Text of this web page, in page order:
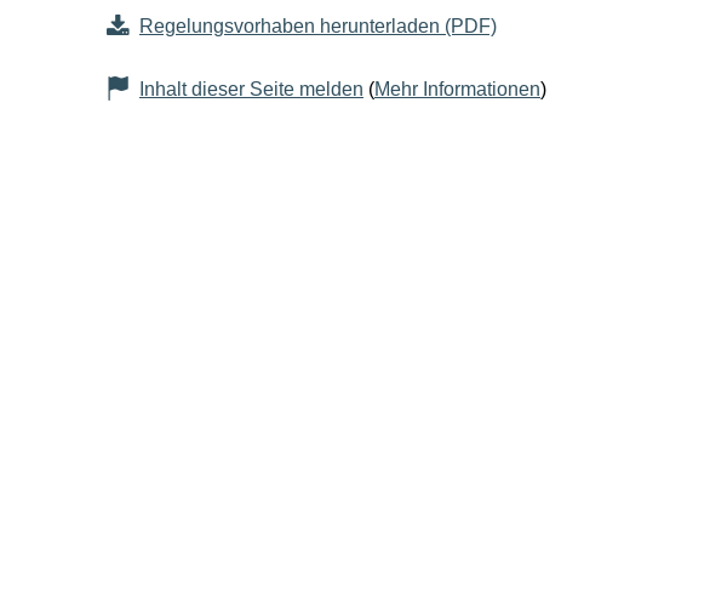
Regelungsvorhaben herunterladen (PDF)
Inhalt dieser Seite melden (Mehr Informationen)